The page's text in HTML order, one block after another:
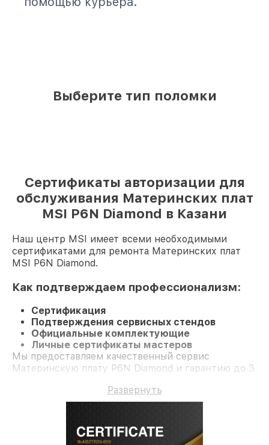
Выберите тип поломки
Сертификаты авторизации для
обслуживания Материнских плат
MSI P6N Diamond в Казани
Наш центр MSI имеет всеми необходимыми
сертификатами для ремонта Материнских плат
MSI P6N Diamond.
Как подтверждаем профессионализм:
Сертификация
Подтверждения сервисных стендов
Официальные комплектующие
Личные сертификаты мастеров
Мы предоставляем качественный сервис
Материнскую плату P6N Diamond и гарантию до 3
Развернуть